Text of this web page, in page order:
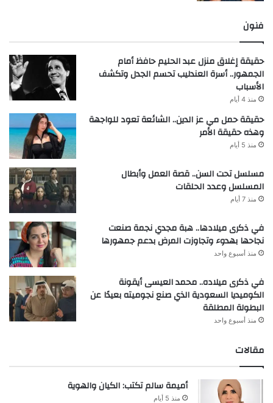
فنون
حقيقة إغلاق منزل عبد الحليم حافظ أمام
الجمهور.. أسرة العندليب تحسم الجدل وتكشف
الأسباب
منذ 4 أيام
حقيقة حمل مي عز الدين.. الشائعة تعود للواجهة
وهذه حقيقة الأمر
منذ 5 أيام
مسلسل تحت السن.. قصة العمل وأبطال
المسلسل وعدد الحلقات
منذ 7 أيام
في ذكرى ميلادها.. هبة مجدي نجمة صنعت
نجاحها بهدوء وتجاوزت المرض بدعم جمهورها
منذ أسبوع واحد
في ذكرى ميلاده.. محمد العيسى أيقونة
الكوميديا السعودية الذي صنع نجوميته بعيدًا عن
البطولة المطلقة
منذ أسبوع واحد
مقالات
أميمة سالم تكتب: الكيان والهوية
منذ 5 أيام